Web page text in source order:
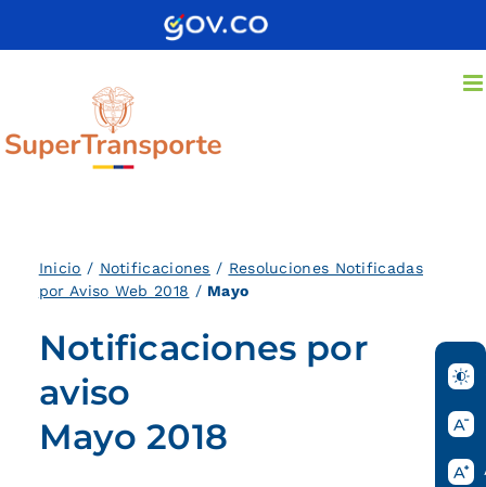
Inicio / Notificaciones / Resoluciones Notificadas
por Aviso Web 2018 / Mayo
Notificaciones por
aviso
Mayo 2018